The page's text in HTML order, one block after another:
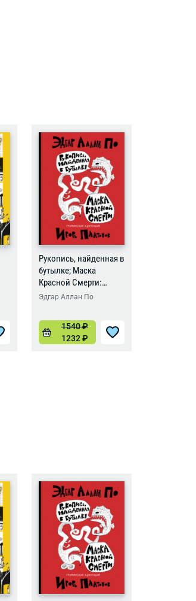
Рукопись, найденная в
бутылке; Маска
Красной Смерти:
новеллы-комиксы
Эдгар Аллан По
1540₽
1232₽